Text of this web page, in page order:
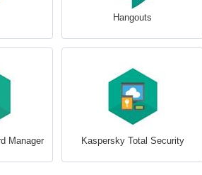
Hangouts
Manager Kaspersky Total Security